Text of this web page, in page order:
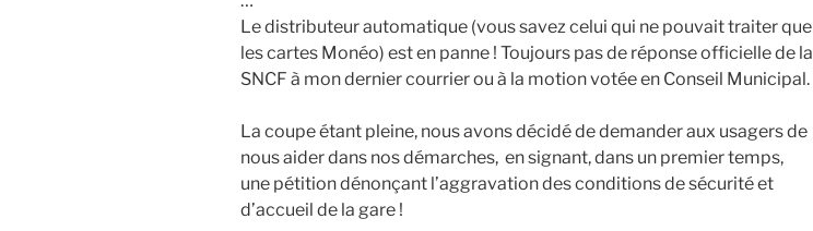
Le distributeur automatique (vous savez celui qui ne pouvait traiter que
les cartes Monéo) est en panne ! Toujours pas de réponse officielle de la
SNCF à mon dernier courrier ou à la motion votée en Conseil Municipal.
La coupe étant pleine, nous avons décidé de demander aux usagers de
nous aider dans nos démarches, en signant, dans un premier temps,
une pétition dénonçant l’aggravation des conditions de sécurité et
d’accueil de la gare !